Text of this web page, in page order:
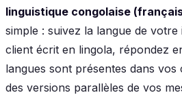
linguistique congolaise
simple : suivez la langue de
client écrit en lingola, répondez
langues sont présentes dans
des versions parallèles de vos